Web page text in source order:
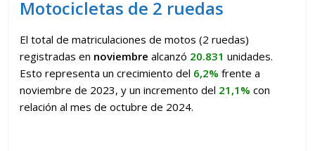
Motocicletas de 2 ruedas
El total de matriculaciones de motos (2 ruedas)
registradas en noviembre alcanzó 20.831 unidades.
Esto representa un crecimiento del 6,2% frente a
noviembre de 2023, y un incremento del 21,1% con
relación al mes de octubre de 2024.